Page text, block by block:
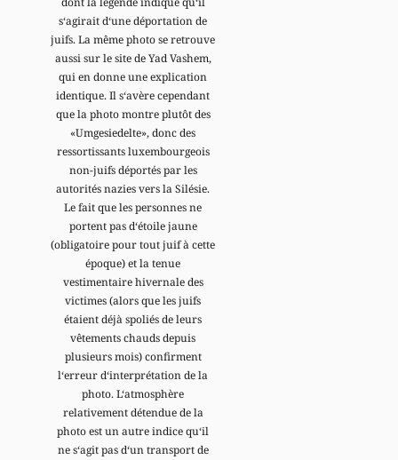
s‘agirait d‘une déportation de
juifs. La même photo se retrouve
aussi sur le site de Yad Vashem,
qui en donne une explication
identique. Il s‘avère cependant
que la photo montre plutôt des
«Umgesiedelte», donc des
ressortissants luxembourgeois
non-juifs déportés par les
autorités nazies vers la Silésie.
Le fait que les personnes ne
portent pas d‘étoile jaune
(obligatoire pour tout juif à cette
époque) et la tenue
vestimentaire hivernale des
victimes (alors que les juifs
étaient déjà spoliés de leurs
vêtements chauds depuis
plusieurs mois) confirment
l‘erreur d‘interprétation de la
photo. L‘atmosphère
relativement détendue de la
photo est un autre indice qu‘il
ne s‘agit pas d‘un transport de